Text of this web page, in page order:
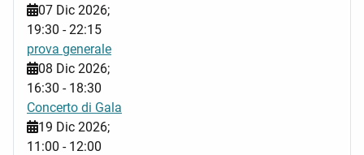
07 Dic 2026;
19:30 -22:15
prova generale
08 Dic 2026;
16:30 - 18:30
Concerto di Gala
19 Dic 2026;
11:00 - 12:00